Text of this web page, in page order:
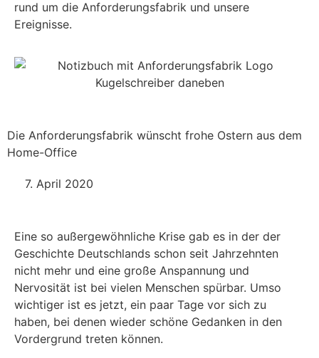
rund um die Anforderungsfabrik und unsere
Ereignisse.
Die Anforderungsfabrik wünscht frohe Ostern aus dem
Home-Office
7. April 2020
Eine so außergewöhnliche Krise gab es in der der
Geschichte Deutschlands schon seit Jahrzehnten
nicht mehr und eine große Anspannung und
Nervosität ist bei vielen Menschen spürbar. Umso
wichtiger ist es jetzt, ein paar Tage vor sich zu
haben, bei denen wieder schöne Gedanken in den
Vordergrund treten können.